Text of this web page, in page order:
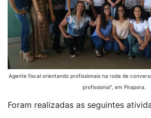
Agente fiscal orientando profissionais na roda de
profissional", em Pirapora.
Foram realizadas as seguintes